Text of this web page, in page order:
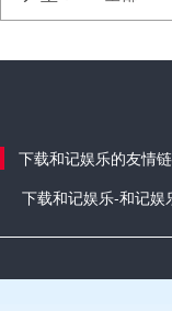
下载和记娱乐的友情
下载和记娱乐-和记娱